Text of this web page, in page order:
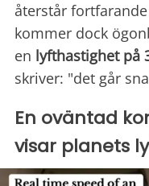
återstår
kommer dock
en lyfthastighet på
skriver: "det går
En oväntad
visar planets